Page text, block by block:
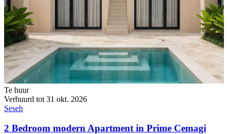
Te huur
Verhuurd tot 31 okt. 2026
Seseh
2 Bedroom modern Apartment in Prime Cemagi